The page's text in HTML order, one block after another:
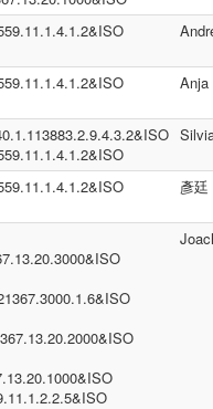
Anja
彥廷